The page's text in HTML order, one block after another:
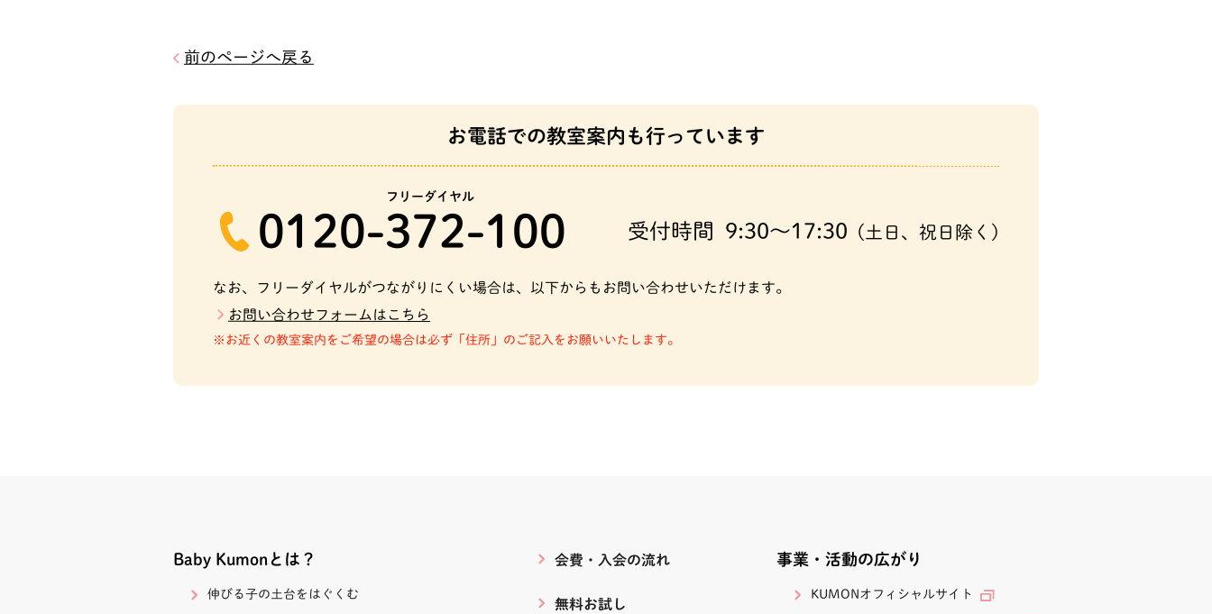
前のページへ戻る
お電話での教室案内も行っています
フリーダイヤル
0120-372-100 受付時間 9:30～17:30 (土日、祝日除く)
なお、フリーダイヤルがつながりにくい場合は、以下からもお問い合わせいただけます。
お問い合わせフォームはこちら
お近くの教室案内をご希望の場合は必ず「住所」のご記入をお願いいたします。
Baby Kumonとは？
伸びる子の土台をはぐくむ
会費・入会の流れ
無料お試し
事業・活動の広がり
KUMONオフィシャルサイト